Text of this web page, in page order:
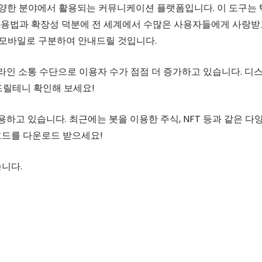
분야에서 활용되는 커뮤니케이션 플랫폼입니다. 이 도구는
법과 확장성 덕분에 전 세계에서 수많은 사용자들에게 사랑
바일로 구분하여 안내드릴 것입니다.
소통 수단으로 이용자 수가 점점 더 증가하고 있습니다. 디
테니 확인해 보세요!
고 있습니다. 최근에는 봇을 이용한 주식, NFT 등과 같은 다
를 다운로드 받으세요!
다.